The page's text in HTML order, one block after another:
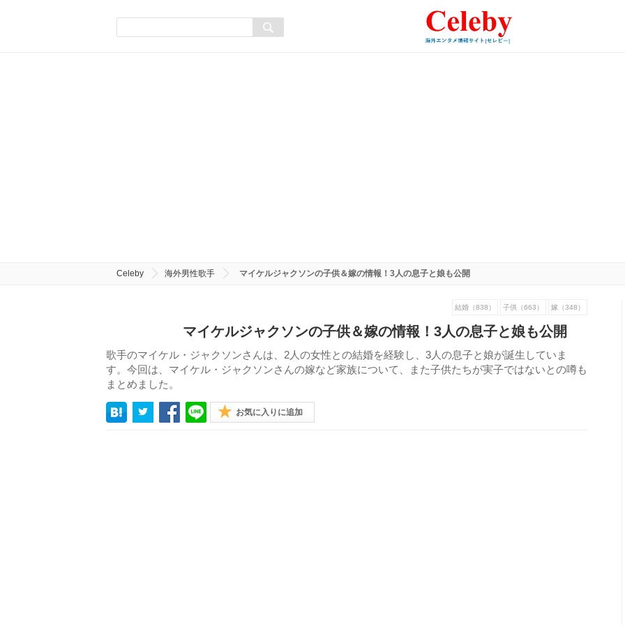
Celeby 海外男性歌手 マイケルジャクソンの子供＆嫁の情報！3人の息子と娘も公開
結婚（838） 子供（663） 嫁（348）
マイケルジャクソンの子供＆嫁の情報！3人の息子と娘も公開
歌手のマイケル・ジャクソンさんは、2人の女性との結婚を経験し、3人の息子と娘が誕生していま
す。今回は、マイケル・ジャクソンさんの嫁など家族について、また子供たちが実子ではないとの噂も
まとめました。
お気に入りに追加